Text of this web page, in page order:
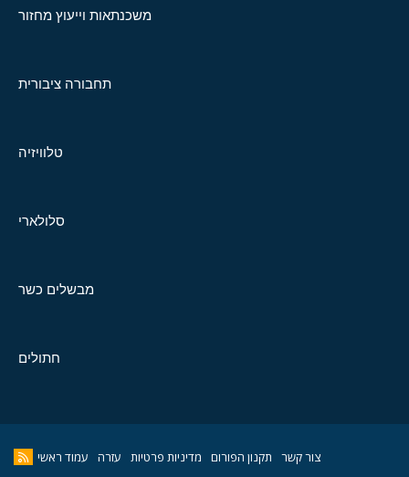
משכנתאות וייעוץ מחזור
תחבורה ציבורית
טלוויזיה
סלולארי
מבשלים כשר
חתולים
צור קשר תקנון הפורום מדיניות פרטיות עזרה עמוד ראשי